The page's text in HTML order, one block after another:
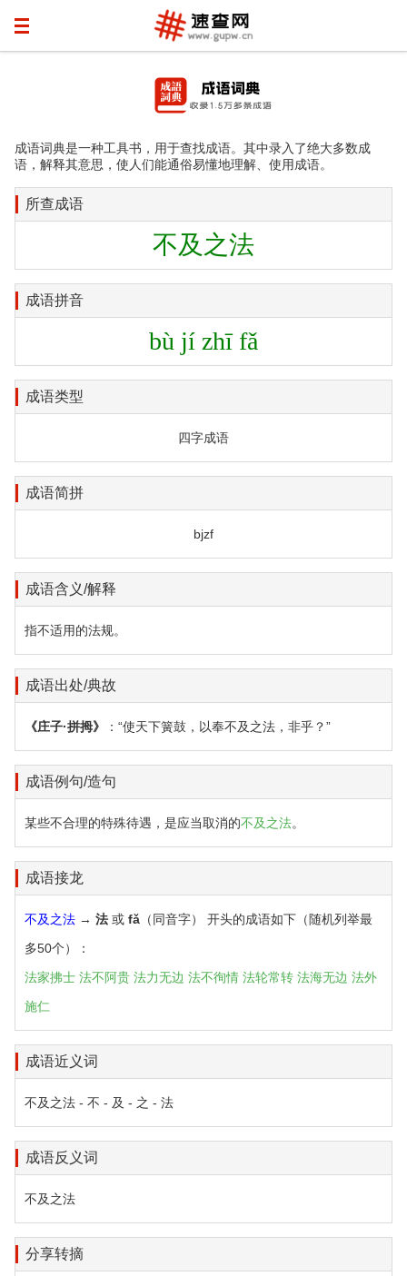
成语词典是一种工具书，用于查找成语。其中录入了绝大多数成
语，解释其意思，使人们能通俗易懂地理解、使用成语。
所查成语
不及之法
成语拼音
bù jí zhī fǎ
成语类型
四字成语
成语简拼
bjzf
成语含义/解释
指不适用的法规。
成语出处/典故
《庄子·拼拇》 ：“使天下簧鼓，以奉不及之法，非乎？”
成语例句/造句
某些不合理的特殊待遇，是应当取消的不及之法。
成语接龙
不及之法 → 法 或 fǎ （同音字） 开头的成语如下（随机列举最
多50个）：
法家拂士 法不阿贵 法力无边 法不徇情 法轮常转 法海无边 法外
施仁
成语近义词
不及之法 - 不 - 及 - 之 - 法
成语反义词
不及之法
分享转摘